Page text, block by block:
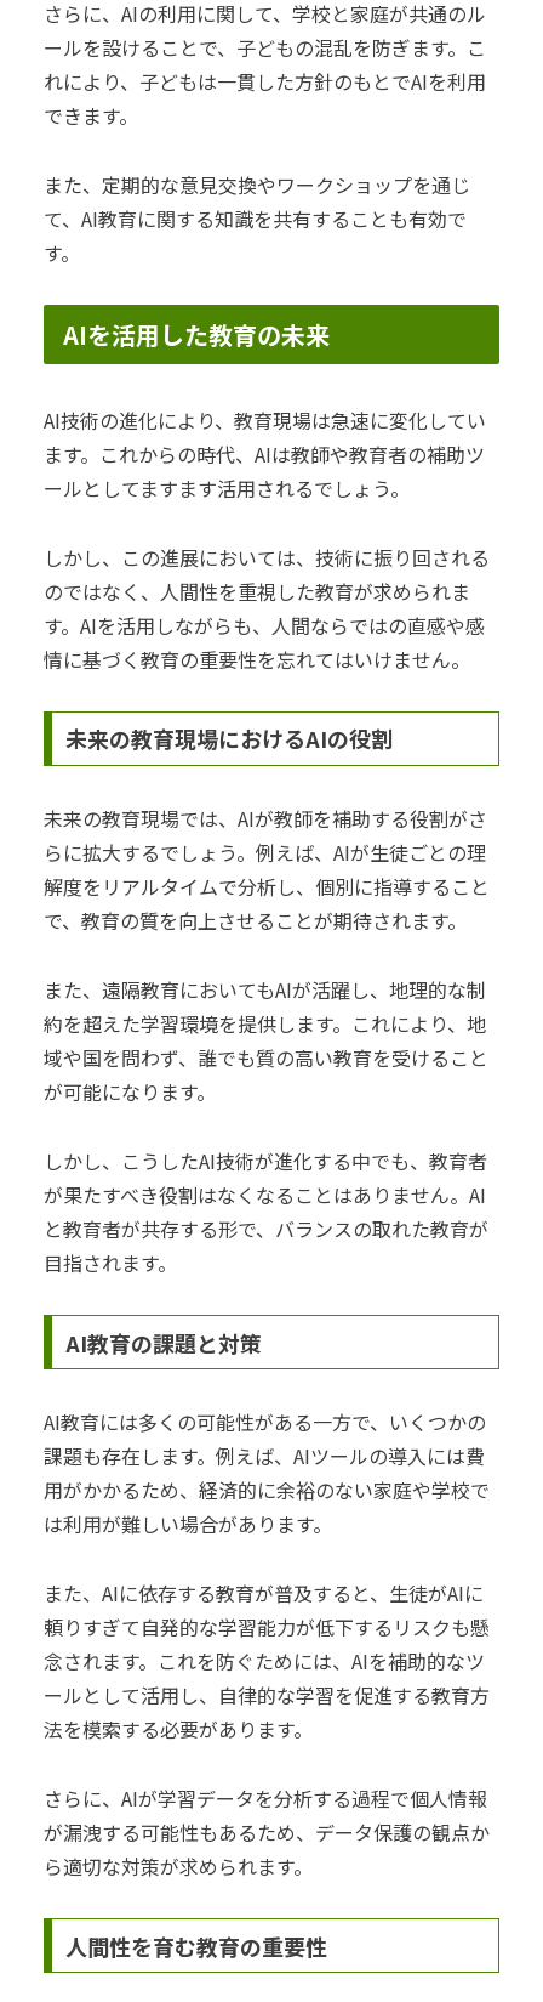
さらに、AIの利用に関して、学校と家庭が共通のル
ールを設けることで、子どもの混乱を防ぎます。こ
れにより、子どもは一貫した方針のもとでAIを利用
できます。
また、定期的な意見交換やワークショップを通じ
て、AI教育に関する知識を共有することも有効で
す。
AIを活用した教育の未来
AI技術の進化により、教育現場は急速に変化してい
ます。これからの時代、AIは教師や教育者の補助ツ
ールとしてますます活用されるでしょう。
しかし、この進展においては、技術に振り回される
のではなく、人間性を重視した教育が求められま
す。AIを活用しながらも、人間ならではの直感や感
情に基づく教育の重要性を忘れてはいけません。
未来の教育現場におけるAIの役割
未来の教育現場では、AIが教師を補助する役割がさ
らに拡大するでしょう。例えば、AIが生徒ごとの理
解度をリアルタイムで分析し、個別に指導すること
で、教育の質を向上させることが期待されます。
また、遠隔教育においてもAIが活躍し、地理的な制
約を超えた学習環境を提供します。これにより、地
域や国を問わず、誰でも質の高い教育を受けること
が可能になります。
しかし、こうしたAI技術が進化する中でも、教育者
が果たすべき役割はなくなることはありません。AI
と教育者が共存する形で、バランスの取れた教育が
目指されます。
AI教育の課題と対策
AI教育には多くの可能性がある一方で、いくつかの
課題も存在します。例えば、AIツールの導入には費
用がかかるため、経済的に余裕のない家庭や学校で
は利用が難しい場合があります。
また、AIに依存する教育が普及すると、生徒がAIに
頼りすぎて自発的な学習能力が低下するリスクも懸
念されます。これを防ぐためには、AIを補助的なツ
ールとして活用し、自律的な学習を促進する教育方
法を模索する必要があります。
さらに、AIが学習データを分析する過程で個人情報
が漏洩する可能性もあるため、データ保護の観点か
ら適切な対策が求められます。
人間性を育む教育の重要性